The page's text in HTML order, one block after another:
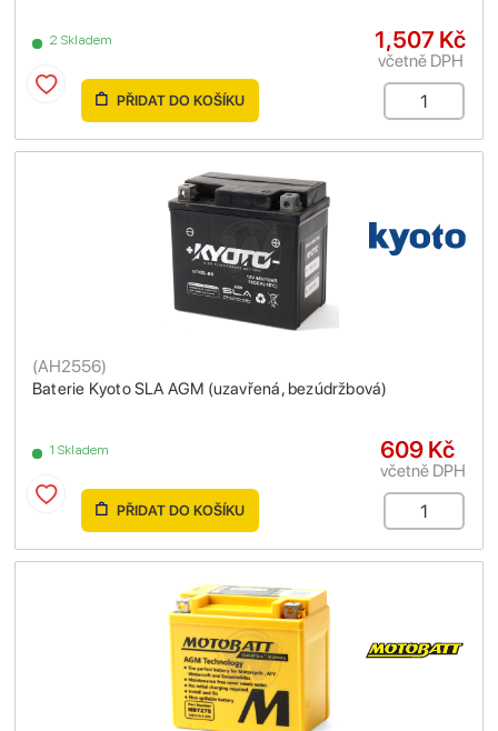
2 Skladem 1,507 Kč
včetně DPH
PŘIDAT DO KOŠÍKU
Baterie Kyoto SLA AGM (uzavřená, bezúdržbová)
(AH2556)
1 Skladem 609 Kč
včetně DPH
PŘIDAT DO KOŠÍKU